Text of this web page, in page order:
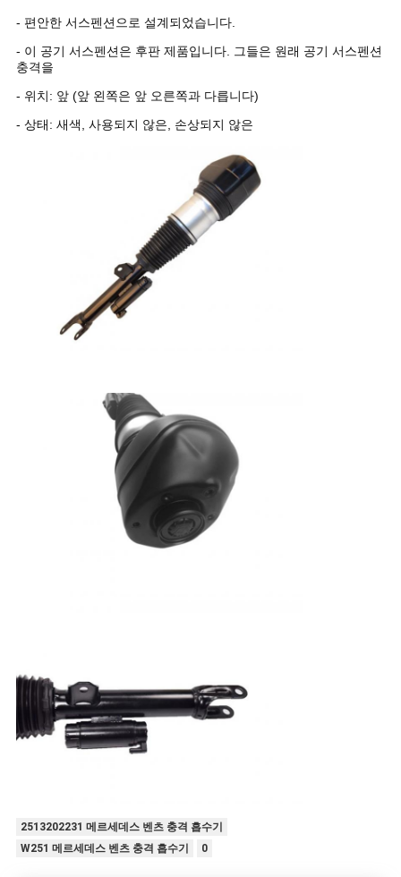
- 편안한 서스펜션으로 설계되었습니다.
- 이 공기 서스펜션은 후판 제품입니다. 그들은 원래 공기 서스펜션
충격을
- 위치: 앞 (앞 왼쪽은 앞 오른쪽과 다릅니다)
- 상태: 새색, 사용되지 않은, 손상되지 않은
2513202231 메르세데스 벤츠 충격 흡수기
W251 메르세데스 벤츠 충격 흡수기
0